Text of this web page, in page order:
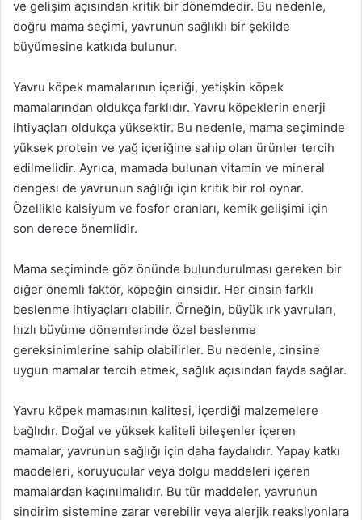
ve gelişim açısından kritik bir dönemdedir. Bu nedenle,
doğru mama seçimi, yavrunun sağlıklı bir şekilde
büyümesine katkıda bulunur.
Yavru köpek mamalarının içeriği, yetişkin köpek
mamalarından oldukça farklıdır. Yavru köpeklerin enerji
ihtiyaçları oldukça yüksektir. Bu nedenle, mama seçiminde
yüksek protein ve yağ içeriğine sahip olan ürünler tercih
edilmelidir. Ayrıca, mamada bulunan vitamin ve mineral
dengesi de yavrunun sağlığı için kritik bir rol oynar.
Özellikle kalsiyum ve fosfor oranları, kemik gelişimi için
son derece önemlidir.
Mama seçiminde göz önünde bulundurulması gereken bir
diğer önemli faktör, köpeğin cinsidir. Her cinsin farklı
beslenme ihtiyaçları olabilir. Örneğin, büyük ırk yavruları,
hızlı büyüme dönemlerinde özel beslenme
gereksinimlerine sahip olabilirler. Bu nedenle, cinsine
uygun mamalar tercih etmek, sağlık açısından fayda sağlar.
Yavru köpek mamasının kalitesi, içerdiği malzemelere
bağlıdır. Doğal ve yüksek kaliteli bileşenler içeren
mamalar, yavrunun sağlığı için daha faydalıdır. Yapay katkı
maddeleri, koruyucular veya dolgu maddeleri içeren
mamalardan kaçınılmalıdır. Bu tür maddeler, yavrunun
sindirim sistemine zarar verebilir veya alerjik reaksiyonlara